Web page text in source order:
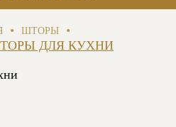
• ШТОРЫ
•
ДЛЯ КУХНИ